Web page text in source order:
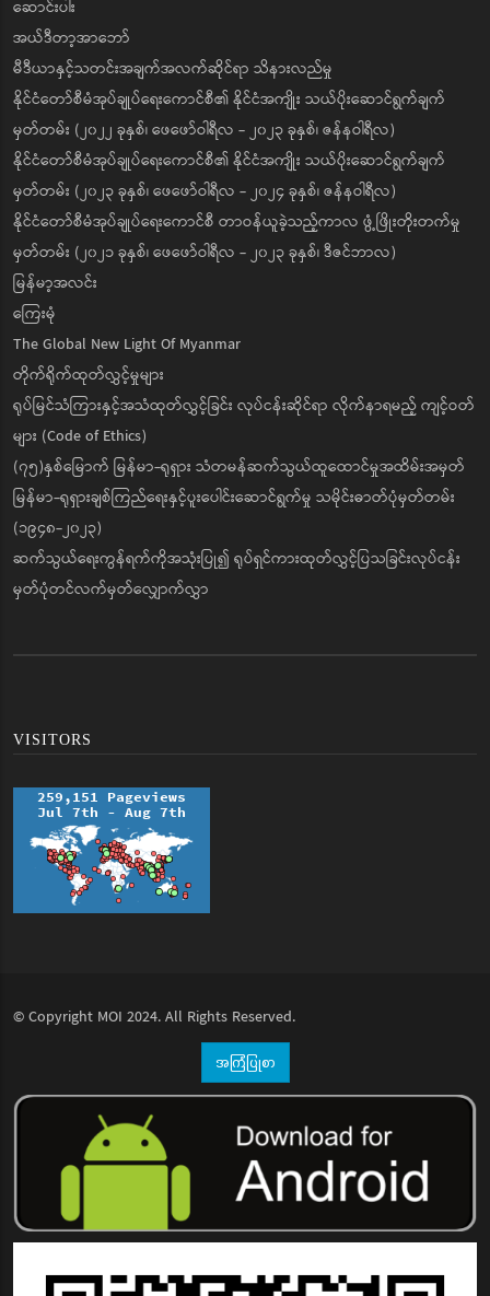
ဆောင်းပါး
အယ်ဒီတာ့အာဘော်
မီဒီယာနှင့်သတင်းအချက်အလက်ဆိုင်ရာ သိနားလည်မှု
နိုင်ငံတော်စီမံအုပ်ချုပ်ရေးကောင်စီ၏ နိုင်ငံအကျိုး သယ်ပိုးဆောင်ရွက်ချက်
မှတ်တမ်း (၂၀၂၂ ခုနှစ်၊ ဖေဖော်ဝါရီလ - ၂၀၂၃ ခုနှစ်၊ ဇန်နဝါရီလ)
နိုင်ငံတော်စီမံအုပ်ချုပ်ရေးကောင်စီ၏ နိုင်ငံအကျိုး သယ်ပိုးဆောင်ရွက်ချက်
မှတ်တမ်း (၂၀၂၃ ခုနှစ်၊ ဖေဖော်ဝါရီလ - ၂၀၂၄ ခုနှစ်၊ ဇန်နဝါရီလ)
နိုင်ငံတော်စီမံအုပ်ချုပ်ရေးကောင်စီ တာဝန်ယူခဲ့သည့်ကာလ ဖွံ့ဖြိုးတိုးတက်မှု
မှတ်တမ်း (၂၀၂၁ ခုနှစ်၊ ဖေဖော်ဝါရီလ - ၂၀၂၃ ခုနှစ်၊ ဒီဇင်ဘာလ)
မြန်မာ့အလင်း
ကြေးမုံ
The Global New Light Of Myanmar
တိုက်ရိုက်ထုတ်လွှင့်မှုများ
ရုပ်မြင်သံကြားနှင့်အသံထုတ်လွှင့်ခြင်း လုပ်ငန်းဆိုင်ရာ လိုက်နာရမည့် ကျင့်ဝတ်
များ (Code of Ethics)
(၇၅)နှစ်မြောက် မြန်မာ-ရုရှား သံတမန်ဆက်သွယ်ထူထောင်မှုအထိမ်းအမှတ်
မြန်မာ-ရုရှားချစ်ကြည်ရေးနှင့်ပူးပေါင်းဆောင်ရွက်မှု သမိုင်းဓာတ်ပုံမှတ်တမ်း
(၁၉၄၈-၂၀၂၃)
ဆက်သွယ်ရေးကွန်ရက်ကိုအသုံးပြု၍ ရုပ်ရှင်ကားထုတ်လွှင့်ပြသခြင်းလုပ်ငန်း
မှတ်ပုံတင်လက်မှတ်လျှောက်လွှာ
VISITORS
© Copyright MOI 2024. All Rights Reserved.
အကြံပြုစာ